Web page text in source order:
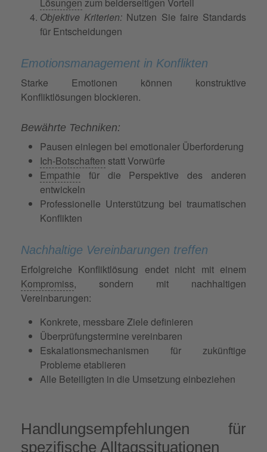
Objektive Kriterien: Nutzen Sie faire Standards
für Entscheidungen
Emotionsmanagement in Konflikten
Starke Emotionen können konstruktive
Konfliktlösungen blockieren.
Bewährte Techniken:
Pausen einlegen bei emotionaler Überforderung
Ich-Botschaften statt Vorwürfe
Empathie für die Perspektive des anderen
entwickeln
Professionelle Unterstützung bei traumatischen
Konflikten
Nachhaltige Vereinbarungen treffen
Erfolgreiche Konfliktlösung endet nicht mit einem
Kompromiss, sondern mit nachhaltigen
Vereinbarungen:
Konkrete, messbare Ziele definieren
Überprüfungstermine vereinbaren
Eskalationsmechanismen für zukünftige
Probleme etablieren
Alle Beteiligten in die Umsetzung einbeziehen
Handlungsempfehlungen für
spezifische Alltagssituationen